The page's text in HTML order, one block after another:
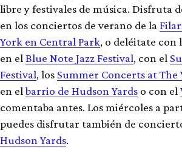
libre y festivales de música. Disfruta
en los conciertos de verano de la
York en Central Park, o deléitate con
en el Blue Note Jazz Festival, con el
Festival, los Summer Concerts at The
en elbarrio de Hudson Yards o con el
comentaba antes. Los miércoles a
puedes disfrutar también de
Hudson Yards.